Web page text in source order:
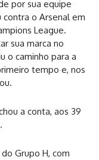
por sua equipe
contra o Arsenal em
League.
sua marca no
o caminho para a
tempo e, nos
a conta, aos 39
Grupo H, com